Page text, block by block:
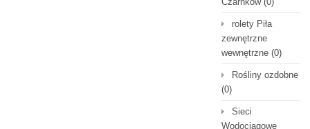
rolety Piła
zewnętrzne
wewnętrzne (0)
Rośliny ozdobne
(0)
Sieci
Wodociągowe